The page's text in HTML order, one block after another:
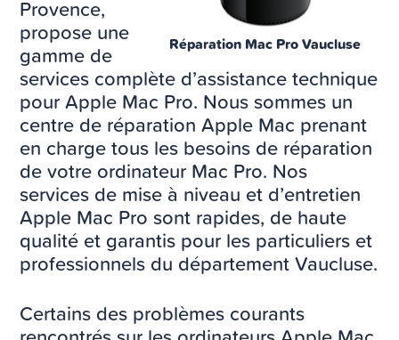
Réparation Mac Pro Vaucluse
Provence,
propose une
gamme de
services complète d’assistance technique
pour Apple Mac Pro. Nous sommes un
centre de réparation Apple Mac prenant
en charge tous les besoins de réparation
de votre ordinateur Mac Pro. Nos
services de mise à niveau et d’entretien
Apple Mac Pro sont rapides, de haute
qualité et garantis pour les particuliers et
professionnels du département Vaucluse.
Certains des problèmes courants